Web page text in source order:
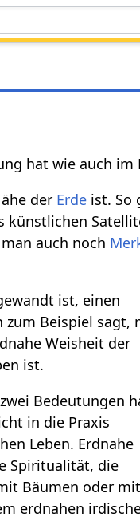
hat wie auch
der Erde ist. So
auch noch
ist, einen
Beispiel sagt,
Weisheit der
ist.
Bedeutungen
in die Praxis
Leben. Erdnahe
Spiritualität, die
Bäumen oder mit
erdnahen